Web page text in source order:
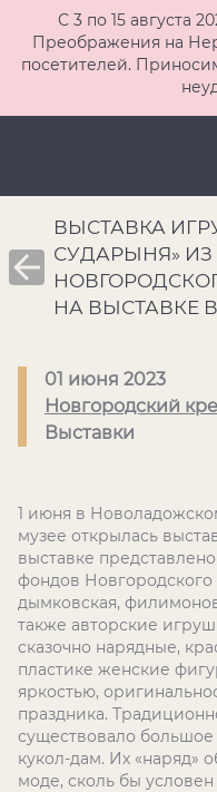
С 3 по 15 августа
Преображения на
посетителей.
ВЫСТАВКА
СУДАРЫНЯ»
НА ВЫСТАВКЕ
01 июня 2023
Новгородский
Выставки
1 июня в
музее открылась
выставке
фондов Новгородского
дымковская,
также авторские
сказочно нарядные,
пластике женские
яркостью,
праздника.
существовало
кукол-дам. Их «наряд»
моде, сколь бы